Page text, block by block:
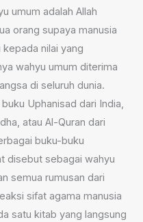
umum adalah Allah
orang supaya manusia
nilai yang
wahyu umum diterima
di seluruh dunia.
Uphanisad dari India,
atau Al-Quran dari
buku-buku
disebut sebagai wahyu
semua rumusan dari
sifat agama manusia
satu kitab yang langsung